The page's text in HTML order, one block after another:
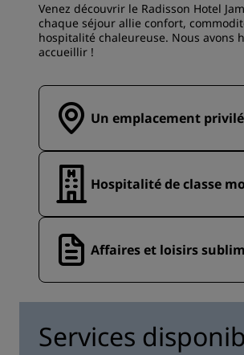
Venez découvrir le Radisson Hotel
chaque séjour allie confort,
hospitalité chaleureuse. Nous avons
accueillir !
Un emplacement
Hospitalité de classe
Affaires et loisirs
Services